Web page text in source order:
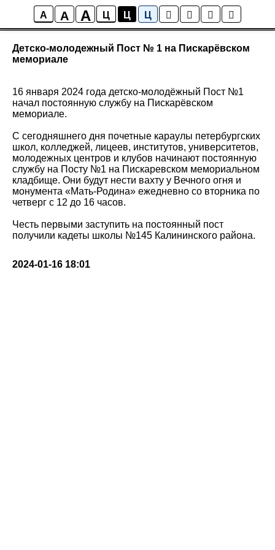
A A A Ц Ц Ц
Новости
Детско-молодежный Пост № 1 на Пискарёвском
мемориале
16 января 2024 года детско-молодёжный Пост №1
начал постоянную службу на Пискарёвском
мемориале.
С сегодняшнего дня почетные караулы петербургских
школ, колледжей, лицеев, институтов, университетов,
молодежных центров и клубов начинают постоянную
службу на Посту №1 на Пискаревском мемориальном
кладбище. Они будут нести вахту у Вечного огня и
монумента «Мать-Родина» ежедневно со вторника по
четверг с 12 до 16 часов.
Честь первыми заступить на постоянный пост
получили кадеты школы №145 Калининского района.
2024-01-16 18:01